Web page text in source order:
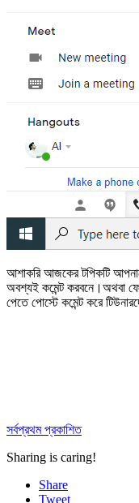
আশাকরি আজকের টপিকটি
অবশ্যই কমেন্ট করবনে।অথবা
পেতে পোস্টে কমেন্ট করে
সর্বপ্রথম প্রকাশিত
Sharing is caring!
Share
Tweet